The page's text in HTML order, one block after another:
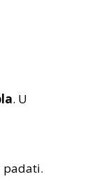
. U
padati.